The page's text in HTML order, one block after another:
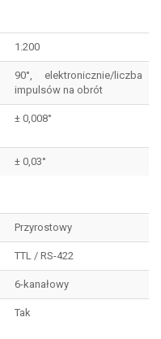
1.200
90°, elektronicznie/liczba
impulsów na obrót
± 0,008°
± 0,03°
Przyrostowy
TTL / RS-422
6-kanałowy
Tak